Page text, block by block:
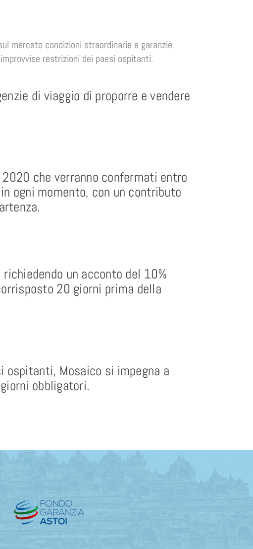
mercato condizioni straordinarie e garanzie
restrizioni dei paesi ospitanti.
di viaggio di proporre e vendere
che verranno confermati entro
ogni momento, con un contributo
un acconto del 10%
20 giorni prima della
Mosaico si impegna a
obbligatori.